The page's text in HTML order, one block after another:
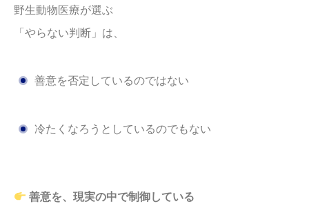
野生動物医療が選ぶ
「やらない判断」は、
善意を否定しているのではない
冷たくなろうとしているのでもない
善意を、現実の中で制御している